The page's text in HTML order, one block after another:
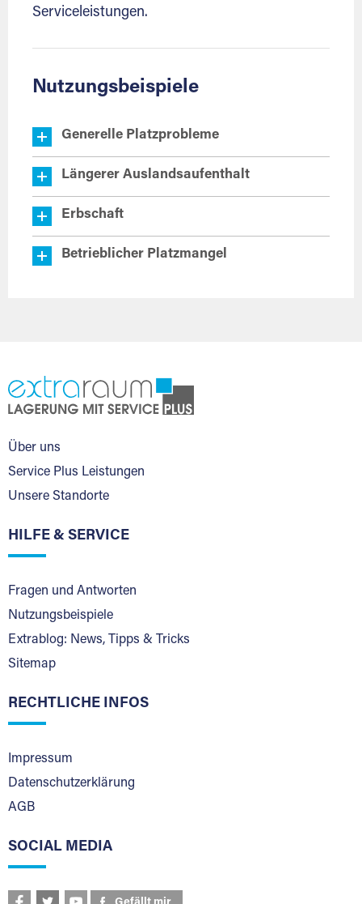
Serviceleistungen.
Nutzungsbeispiele
Generelle Platzprobleme
Längerer Auslandsaufenthalt
Erbschaft
Betrieblicher Platzmangel
Über uns
Service Plus Leistungen
Unsere Standorte
HILFE & SERVICE
Fragen und Antworten
Nutzungsbeispiele
Extrablog: News, Tipps & Tricks
Sitemap
RECHTLICHE INFOS
Impressum
Datenschutzerklärung
AGB
SOCIAL MEDIA